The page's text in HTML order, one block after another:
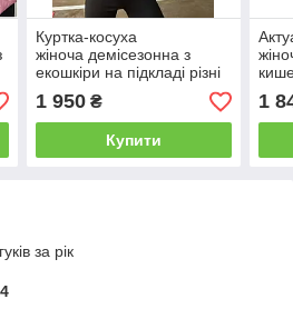
Куртка-косуха
жіноча демісезонна з
екошкіри на підкладі різні
1 950₴
Купити
1
за рік